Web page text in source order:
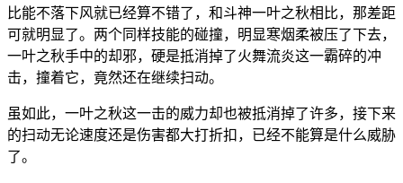
比能不落下风就已经算不错了，和斗神一叶之秋相比，那差距
可就明显了。两个同样技能的碰撞，明显寒烟柔被压了下去，
一叶之秋手中的却邪，硬是抵消掉了火舞流炎这一霸碎的冲
击，撞着它，竟然还在继续扫动。
虽如此，一叶之秋这一击的威力却也被抵消掉了许多，接下来
的扫动无论速度还是伤害都大打折扣，已经不能算是什么威胁
了。